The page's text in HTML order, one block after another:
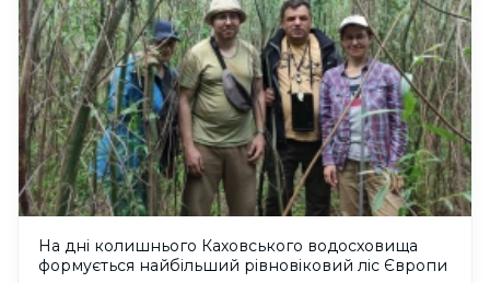
На дні колишнього Каховського водосховища
формується найбільший рівновіковий ліс Європи